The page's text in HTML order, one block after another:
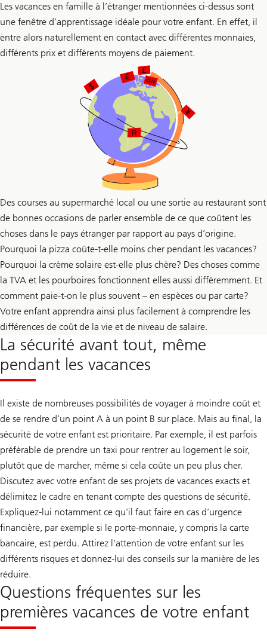
Les vacances en famille à l’étranger mentionnées ci-dessus sont
une fenêtre d’apprentissage idéale pour votre enfant. En effet, il
entre alors naturellement en contact avec différentes monnaies,
différents prix et différents moyens de paiement.
Des courses au supermarché local ou une sortie au restaurant sont
de bonnes occasions de parler ensemble de ce que coûtent les
choses dans le pays étranger par rapport au pays d’origine.
Pourquoi la pizza coûte-t-elle moins cher pendant les vacances?
Pourquoi la crème solaire est-elle plus chère? Des choses comme
la TVA et les pourboires fonctionnent elles aussi différemment. Et
comment paie-t-on le plus souvent – en espèces ou par carte?
Votre enfant apprendra ainsi plus facilement à comprendre les
différences de coût de la vie et de niveau de salaire.
La sécurité avant tout, même
pendant les vacances
Il existe de nombreuses possibilités de voyager à moindre coût et
de se rendre d’un point A à un point B sur place. Mais au final, la
sécurité de votre enfant est prioritaire. Par exemple, il est parfois
préférable de prendre un taxi pour rentrer au logement le soir,
plutôt que de marcher, même si cela coûte un peu plus cher.
Discutez avec votre enfant de ses projets de vacances exacts et
délimitez le cadre en tenant compte des questions de sécurité.
Expliquez-lui notamment ce qu’il faut faire en cas d’urgence
financière, par exemple si le porte-monnaie, y compris la carte
bancaire, est perdu. Attirez l’attention de votre enfant sur les
différents risques et donnez-lui des conseils sur la manière de les
réduire.
Questions fréquentes sur les
premières vacances de votre enfant